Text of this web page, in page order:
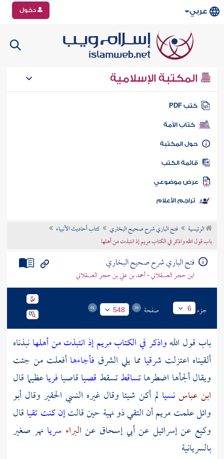
عربي دخول
المكتبة الإسلامية
كتب PDF
كتاب الأمة
المكتبة
الكتب
موضوعي
تراجم الأعلام
الرئيسية فتح الباري شرح صحيح البخاري
كتاب أحاديث الأنبياء
باب قول الله واذكر في الكتاب مريم إذ انتبذت من أهلها
فتح الباري شرح صحيح البخاري
ابن حجر العسقلاني - أحمد بن علي بن حجر العسقلاني
جزء 6 صفحة 548
باب قول اللهواذكر في الكتابمريمإذ انتبذت من أهلهانبذناه
ألقيناه اعتزلت شرقيا مما يلي الشرق فأجاءهاأفعلت من جئت
ويقال ألجأها اضطرهاتساقطتسقط قصياقاصيافرياعظيما قال
ابن عباسنسيا لم أكن شيئا وقال غيره النسي الحقير وقال أبو
وائل علمتمريمأن التقي ذو نهية حين قالتإن كنت تقياقال
وكيع عن إسرائيل عن أبي إسحاق عن البراء سريانهر صغير
بالسريانية